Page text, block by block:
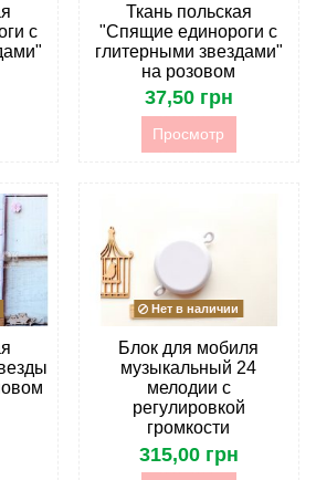
с
Ткань польская
"Спящие единороги с
глитерными звездами"
на розовом
37,50 грн
Просмотр
Нет в наличии
Блок для мобиля
музыкальный 24
мелодии с
регулировкой
громкости
315,00 грн